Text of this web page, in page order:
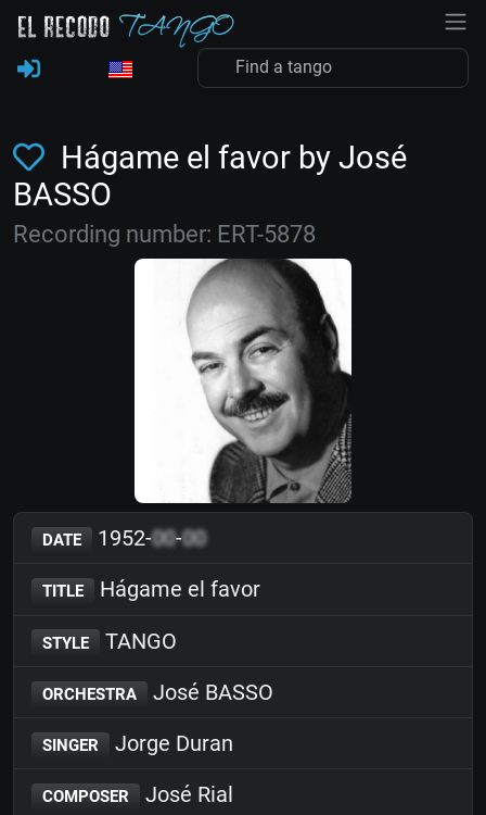
Hágame el favor by José
BASSO
Recording number: ERT-5878
DATE 1952-00-00
TITLE Hágame el favor
STYLE TANGO
ORCHESTRA José BASSO
SINGER Jorge Duran
COMPOSER José Rial